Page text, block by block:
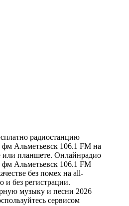
радиостанцию
Альметьевск 106.1 FM на
или планшете. Онлайнрадио
Альметьевск 106.1 FM
без помех на all-
и без регистрации.
музыку и песни 2026
сервисом